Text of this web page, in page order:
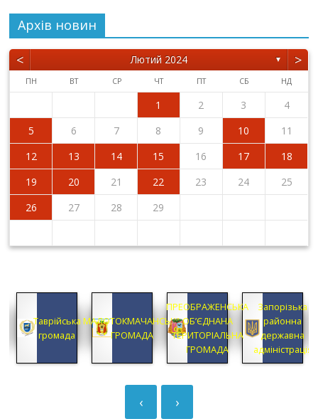
Архiв новин
< Лютий 2024 ▼ >
ПН ВТ СР ЧТ ПТ СБ НД
1 2 3
4
5
6 7 8 9 10
11
12
13 14 15 16 17
18
19
20 21 22 23 24
25
26
27 28 29
Таврійська
громада
МАЛОТОКМАЧАНСЬКА
ГРОМАДА
ПРЕОБРАЖЕНСЬКА
ОБ’ЄДНАНА
ТЕРИТОРІАЛЬНА
ГРОМАДА
Запорізька
районна
державна
адміністрація
›
‹